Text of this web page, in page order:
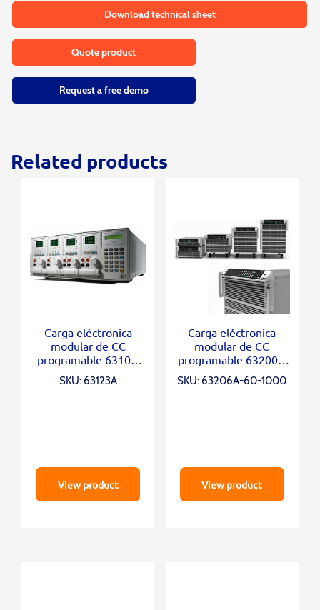
Download technical sheet
Quote product
Request a free demo
Related products
Carga eléctronica
modular de CC
programable 6310A
Series
SKU: 63123A
View product
Carga eléctronica
modular de CC
programable 63200A
Series
SKU: 63206A-60-1000
View product